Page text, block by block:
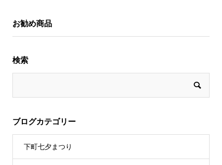
お勧め商品
検索
ブログカテゴリー
下町七夕まつり